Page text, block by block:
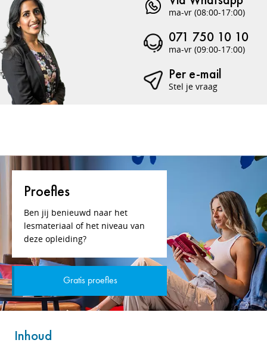
ma-vr (08:00-17:00)
071 750 10 10
ma-vr (09:00-17:00)
Per e-mail
Stel je vraag
Proefles
Ben jij benieuwd naar het
lesmateriaal of het niveau van
deze opleiding?
Gratis proefles
Inhoud